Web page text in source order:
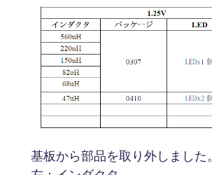
基板から部品を取り外しました。